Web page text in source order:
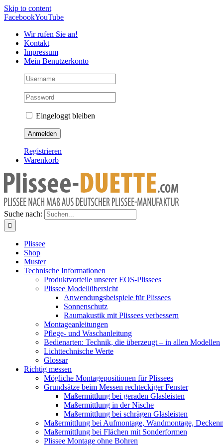
Skip to content
FacebookYouTube
Wir rufen Sie an!
Kontakt
Impressum
Mein Benutzerkonto
Eingeloggt bleiben
Registrieren
Warenkorb
Suche nach:
Plissee
Shop
Muster
Technische Informationen
Produktvorteile unserer EOS-Plissees
Plissee Modellübersicht
Anwendungsbeispiele für Plissees
Sonnenschutz
Raumakustik mit Plissees verbessern
Montageanleitungen
Pflege- und Waschanleitung
Bedienarten: Technik, die überzeugt – in allen Modellen
Lichttechnische Werte
Glossar
Richtig messen
Mögliche Montagepositionen für Plissees
Grundsätze beim Messen rechteckiger Fenster
Maßermittlung bei geraden Glasleisten
Maßermittlung in der Nische
Maßermittlung bei schrägen Glasleisten
Maßermittlung bei Aufmontage, Wandmontage,
Maßermittlung bei Flächen mit Sonderformen
Plissee Montage ohne Bohren